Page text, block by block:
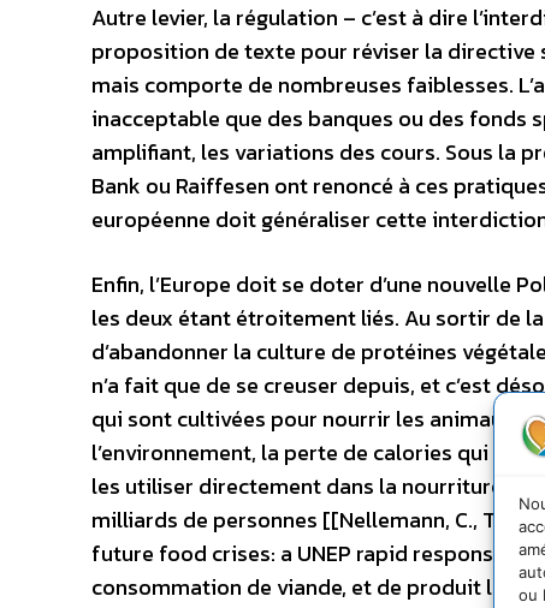
ou
Autre levier, la régulation – c’est à dire
proposition de texte pour réviser la directive
mais comporte de nombreuses faiblesses.
inacceptable que des banques ou des
amplifiant, les variations des cours. Sous la
Bank ou Raiffesen ont renoncé à ces
européenne doit généraliser cette
Enfin, l’Europe doit se doter d’une nouvelle
les deux étant étroitement liés. Au sortir de
d’abandonner la culture de protéines
n’a fait que de se creuser depuis, et c’est
qui sont cultivées pour nourrir les animaux
l’environnement, la perte de calories qui
les utiliser directement dans la nourriture
milliards de personnes [[Nellemann, C., The
future food crises: a UNEP rapid response
consommation de viande, et de produit